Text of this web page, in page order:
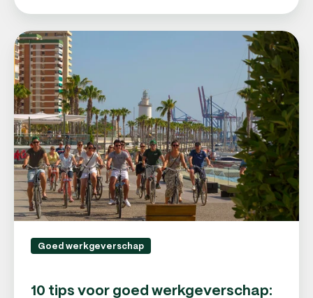
10
tips
voor
goed
werkgeverschap:
word
de
beste
werkgever!
Goed werkgeverschap
10 tips voor goed werkgeverschap: